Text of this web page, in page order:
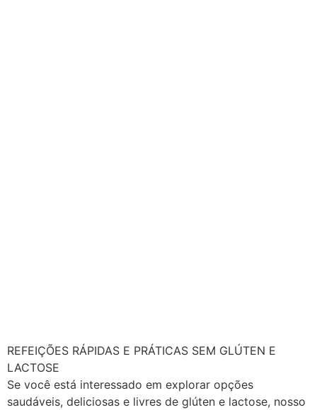
REFEIÇÕES RÁPIDAS E PRÁTICAS SEM GLÚTEN E
LACTOSE
Se você está interessado em explorar opções
saudáveis, deliciosas e livres de glúten e lactose, nosso